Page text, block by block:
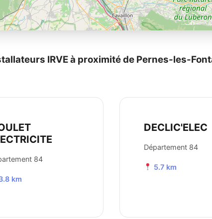
IRVE à proximité de Pernes-les-
84
km
DECLIC'ELEC
Département 84
5.7 km